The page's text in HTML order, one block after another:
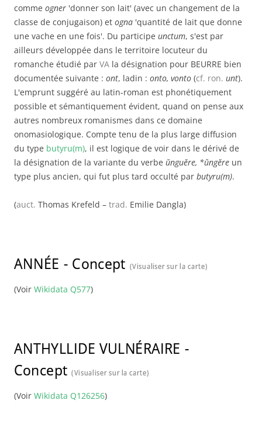
comme ogner 'donner son lait' (avec un changement de la
classe de conjugaison) et ogna 'quantité de lait que donne
une vache en une fois'. Du participe unctum, s'est par
ailleurs développée dans le territoire locuteur du
romanche étudié par VA la désignation pour BEURRE bien
documentée suivante : ont, ladin : onto, vonto (cf. ron. unt).
L'emprunt suggéré au latin-roman est phonétiquement
possible et sémantiquement évident, quand on pense aux
autres nombreux romanismes dans ce domaine
onomasiologique. Compte tenu de la plus large diffusion
du type butyru(m), il est logique de voir dans le dérivé de
la désignation de la variante du verbe ŭnguĕre, *ŭngĕre un
type plus ancien, qui fut plus tard occulté par butyru(m).
(auct. Thomas Krefeld – trad. Emilie Dangla)
ANNÉE - Concept (Visualiser sur la carte)
(Voir Wikidata Q577)
ANTHYLLIDE VULNÉRAIRE -
Concept (Visualiser sur la carte)
(Voir Wikidata Q126256)